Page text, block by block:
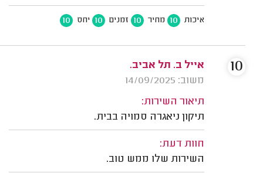
איכות 10 מחיר 10 זמנים 10 יחס 10
אייל ב. תל אביב.
משוב: 14/09/2025
תיאור השירות:
תיקון ניאגרה סמויה בבית.
חוות דעת:
השירות שלו ממש טוב.
10